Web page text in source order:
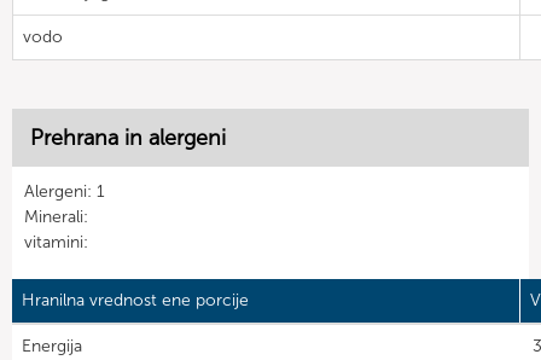
vodo
Prehrana in alergeni
Alergeni: 1
Minerali:
vitamini:
Hranilna vrednost ene porcije
Energija